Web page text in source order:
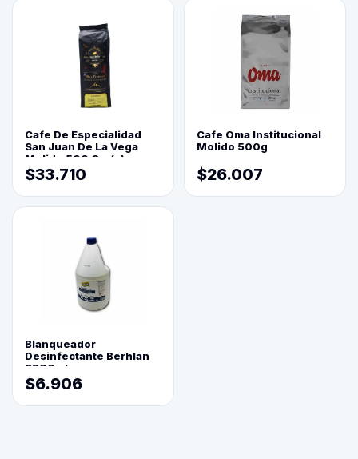
Cafe De Especialidad
San Juan De La Vega
Molido 500 Grs(=)
$33.710
Cafe Oma Institucional
Molido 500g
$26.007
Blanqueador
Desinfectante Berhlan
3800ml
$6.906